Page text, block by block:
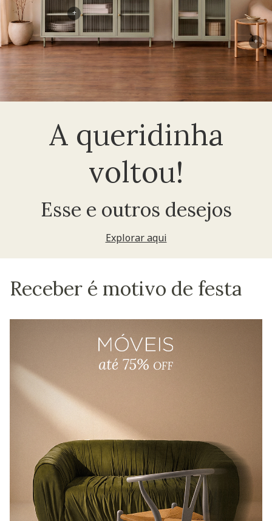
A queridinha
voltou!
Esse e outros desejos
Explorar aqui
+
+
Receber é motivo de festa